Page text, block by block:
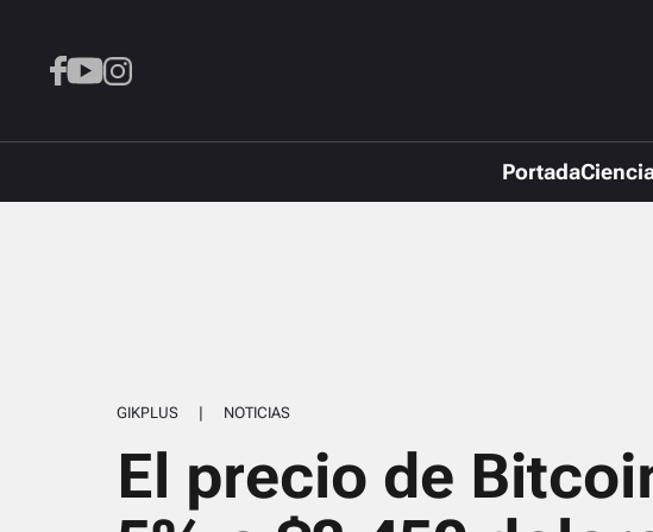
Portada
GIKPLUS | NOTICIAS
El precio de